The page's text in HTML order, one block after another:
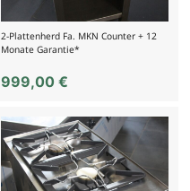
2-Plattenherd Fa. MKN Counter + 12
Monate Garantie*
999,00€